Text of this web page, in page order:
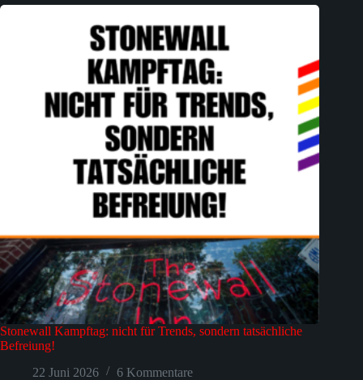
Stonewall Kampftag: nicht für Trends, sondern tatsächliche
Befreiung!
22 Juni 2026
6 Kommentare